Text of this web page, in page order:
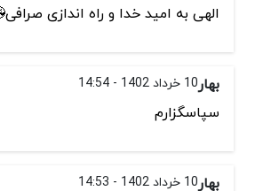
الهی به امید خدا و راه اندازی
بهار10 خرداد 1402 - 14:54
سپاسگزارم
بهار10 خرداد 1402 - 14:53